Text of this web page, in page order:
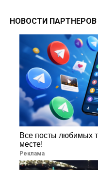
НОВОСТИ ПАРТНЕРОВ
Все посты любимых
месте!
Реклама